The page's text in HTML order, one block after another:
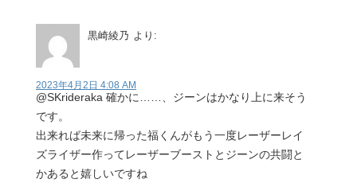
黒崎綾乃 より:
2023年4月2日 4:08 AM
@SKrideraka 確かに……、ジーンはかなり上に来そう
です。
出来れば未来に帰った福くんがもう一度レーザーレイ
ズライザー作ってレーザーブーストとジーンの共闘と
かあると嬉しいですね